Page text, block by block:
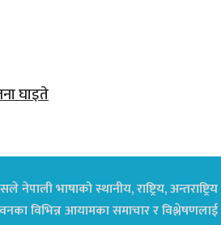
घाइते
नेपाली भाषाको स्थानीय, राष्ट्रिय,
विभिन्न आयामका समाचार र